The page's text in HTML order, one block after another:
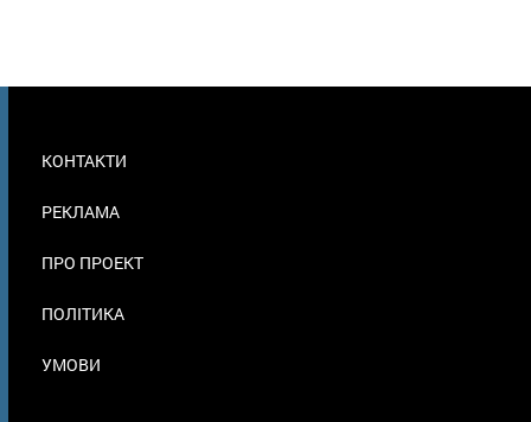
В
КОНТАКТИ
РЕКЛАМА
ПРО ПРОЕКТ
ПОЛІТИКА
УМОВИ